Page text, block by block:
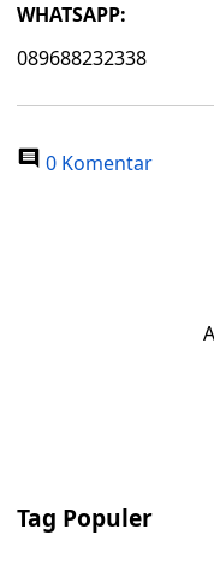
WHATSAPP:
089688232338
0 Komentar
Tag Populer